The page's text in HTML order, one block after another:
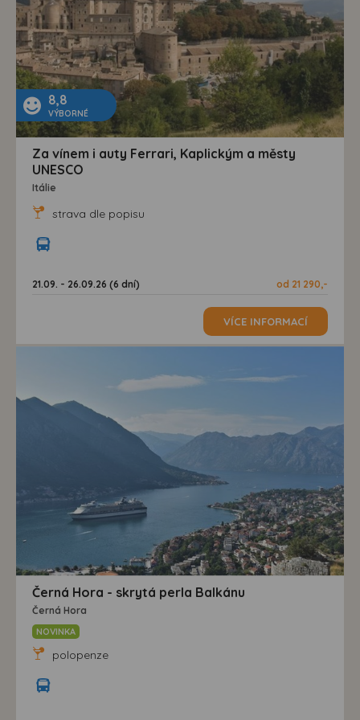
8,8
VÝBORNÉ
Za vínem i auty Ferrari, Kaplickým a městy
UNESCO
Itálie
strava dle popisu
21.09. - 26.09.26 (6 dní) od 21 290,-
VÍCE INFORMACÍ
Černá Hora - skrytá perla Balkánu
Černá Hora
NOVINKA
polopenze